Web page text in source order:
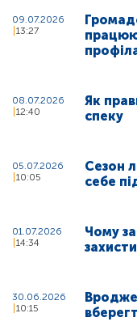
09.07.2026
13:27
08.07.2026
12:40
Як
спеку
05.07.2026
10:05
Сезон
себе
01.07.2026
14:34
Чому
30.06.2026
10:15